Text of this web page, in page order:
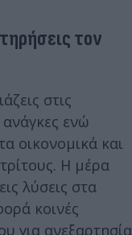
τον
στις
ενώ
οικονομικά και
Η μέρα
λύσεις στα
κοινές
για ανεξαρτησία